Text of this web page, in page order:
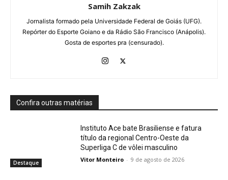
Samih Zakzak
Jornalista formado pela Universidade Federal de Goiás (UFG).
Repórter do Esporte Goiano e da Rádio São Francisco (Anápolis).
Gosta de esportes pra (censurado).
Confira outras matérias
Destaque
Instituto Ace bate Brasiliense e fatura
título da regional Centro-Oeste da
Superliga C de vôlei masculino
Vitor Monteiro - 9 de agosto de 2026